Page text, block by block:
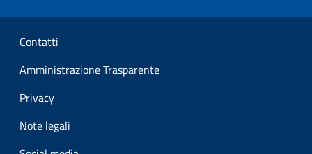
Sezione Link Utili
Contatti
Amministrazione Trasparente
Privacy
Note legali